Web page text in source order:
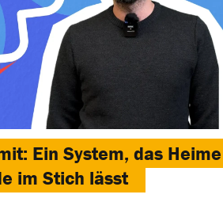
Ein System, das Heime
im Stich lässt